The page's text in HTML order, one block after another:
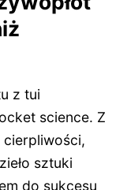
z tui
science. Z
sztuki
do sukcesu